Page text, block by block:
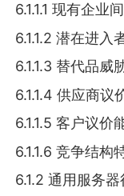
6.1.1.1 现有企业
6.1.1.2 潜在进入
6.1.1.3 替代品威
6.1.1.4 供应商议
6.1.1.5 客户议价
6.1.1.6 竞争结构
6.1.2 通用服务